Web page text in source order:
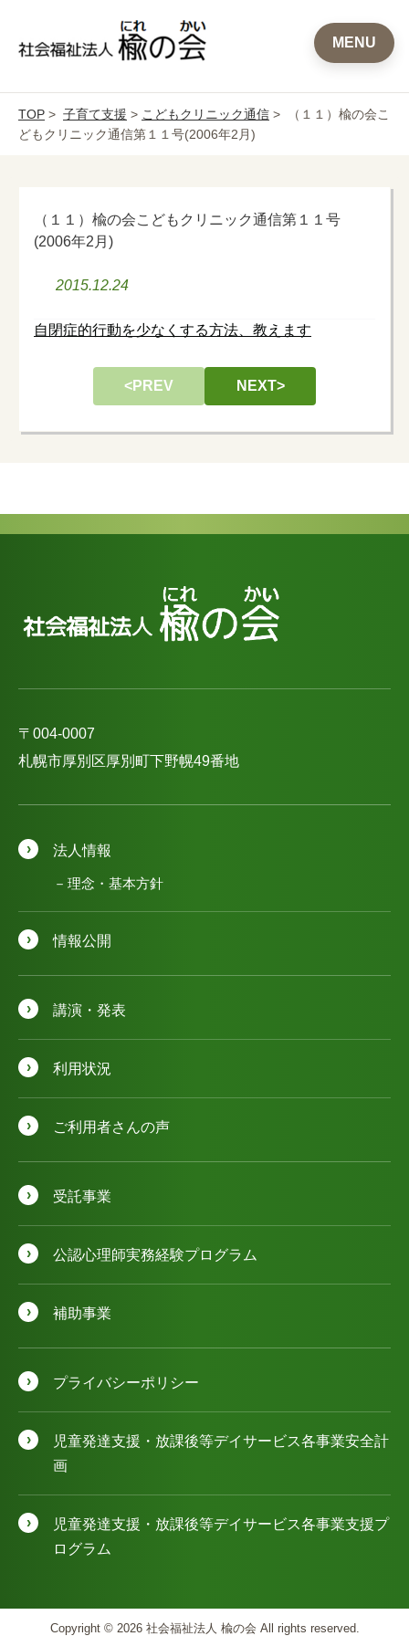
MENU
TOP > 子育て支援 > こどもクリニック通信 > （１１）楡の会こ
どもクリニック通信第１１号(2006年2月)
（１１）楡の会こどもクリニック通信第１１号
(2006年2月)
2015.12.24
自閉症的行動を少なくする方法、教えます
<PREV NEXT>
〒004-0007
札幌市厚別区厚別町下野幌49番地
法人情報
理念・基本方針
情報公開
講演・発表
利用状況
ご利用者さんの声
受託事業
公認⼼理師実務経験プログラム
補助事業
プライバシーポリシー
児童発達⽀援・放課後等デイサービス各事業安全計
画
児童発達⽀援・放課後等デイサービス各事業⽀援プ
ログラム
Copyright © 2026 社会福祉法人 楡の会 All rights reserved.